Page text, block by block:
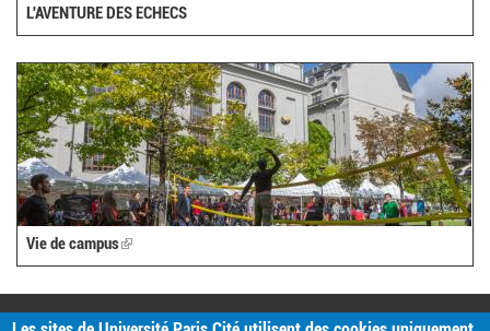
L'AVENTURE DES ECHECS
Vie de campus(link
is
PRATIQUE